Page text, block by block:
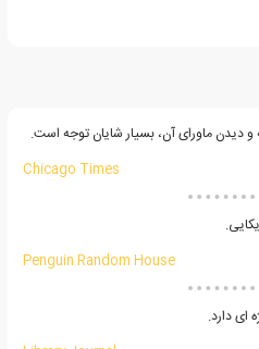
دیدن ماورای آن، بسیار شایان توجه است.
Chicago Times
Penguin Random House
ای دارد.